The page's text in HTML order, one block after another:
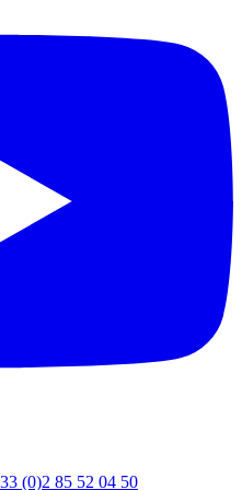
(0)2 85 52 04 50